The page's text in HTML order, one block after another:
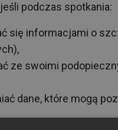
podczas spotkania:
się informacjami o
ze swoimi
dane, które mogą